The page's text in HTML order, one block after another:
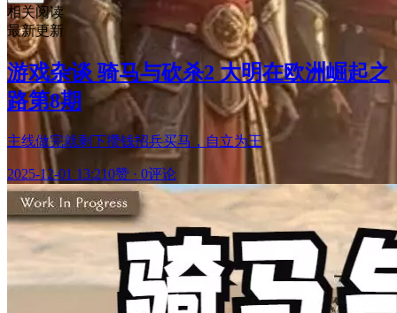
相关阅读
最新更新
游戏杂谈 骑马与砍杀2 大明在欧洲崛起之
路第8期
主线做完就剩下攒钱招兵买马，自立为王
2025-12-01 13:210赞 · 0评论